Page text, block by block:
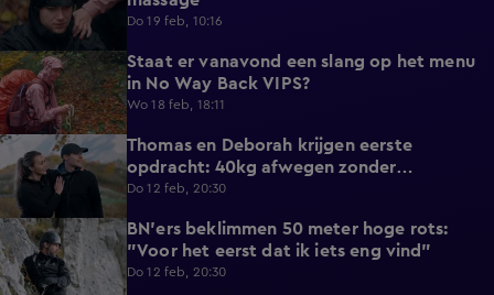
Do 19 feb, 10:16
0:48
Staat er vanavond een slang op het menu
in No Way Back VIPS?
Wo 18 feb, 18:11
4:53
Thomas en Deborah krijgen eerste
opdracht: 40kg afwegen zonder
weegschaal
Do 12 feb, 20:30
4:22
BN'ers beklimmen 50 meter hoge rots:
"Voor het eerst dat ik iets eng vind"
Do 12 feb, 20:30